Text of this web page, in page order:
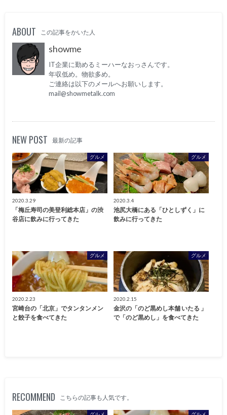
ABOUT この記事をかいた人
showme
IT企業に勤めるミーハーなおっさんです。
年収低め。物欲多め。
ご連絡は以下のメールへお願いします。
mail@showmetalk.com
NEW POST 最新の記事
グルメ
2020.3.29
「梅丘寿司の美登利総本店」の渋
谷店に飲みに行ってきた
グルメ
2020.3.4
池尻大橋にある「ひとしずく」に
飲みに行ってきた
グルメ
2020.2.23
宮崎台の「北京」でタンタンメン
と餃子を食べてきた
グルメ
2020.2.15
金沢の「のど黒めし本舗 いたる 」
で「のど黒めし」を食べてきた
RECOMMEND こちらの記事も人気です。